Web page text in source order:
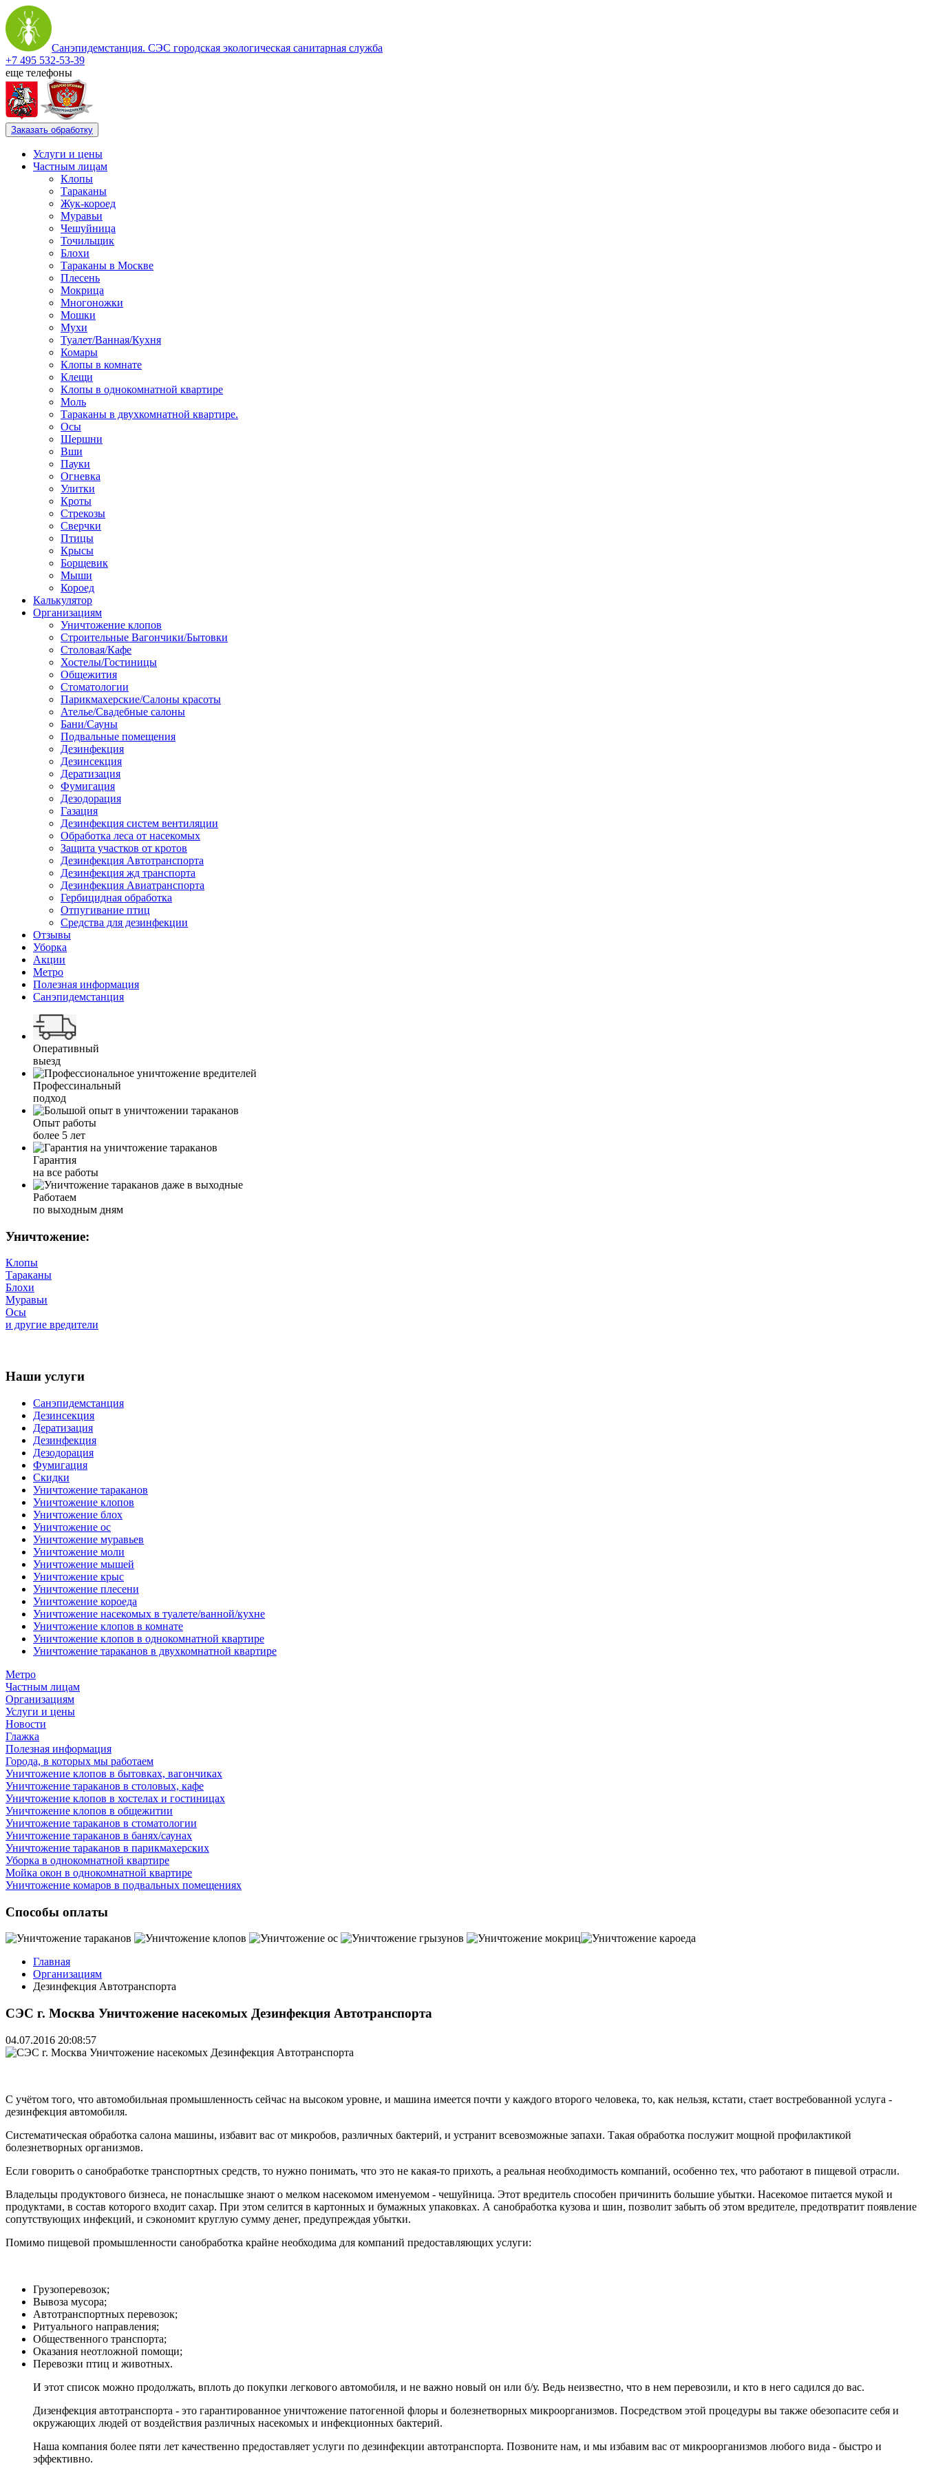
Санэпидемстанция. СЭС городская экологическая санитарная служба
+7 495 532-53-39
еще телефоны
Заказать обработку
Услуги и цены
Частным лицам
Клопы
Тараканы
Жук-короед
Муравьи
Чешуйница
Точильщик
Блохи
Тараканы в Москве
Плесень
Мокрица
Многоножки
Мошки
Мухи
Туалет/Ванная/Кухня
Комары
Клопы в комнате
Клещи
Клопы в однокомнатной квартире
Моль
Тараканы в двухкомнатной квартире.
Осы
Шершни
Вши
Пауки
Огневка
Улитки
Кроты
Стрекозы
Сверчки
Птицы
Крысы
Борщевик
Мыши
Короед
Калькулятор
Организациям
Уничтожение клопов
Строительные Вагончики/Бытовки
Столовая/Кафе
Хостелы/Гостиницы
Общежития
Стоматологии
Парикмахерские/Салоны красоты
Ателье/Свадебные салоны
Бани/Сауны
Подвальные помещения
Дезинфекция
Дезинсекция
Дератизация
Фумигация
Дезодорация
Газация
Дезинфекция систем вентиляции
Обработка леса от насекомых
Защита участков от кротов
Дезинфекция Автотранспорта
Дезинфекция жд транспорта
Дезинфекция Авиатранспорта
Гербицидная обработка
Отпугивание птиц
Средства для дезинфекции
Отзывы
Уборка
Акции
Метро
Полезная информация
Санэпидемстанция
Оперативный
выезд
Профессинальный
подход
Опыт работы
более 5 лет
Гарантия
на все работы
Работаем
по выходным дням
Уничтожение:
Клопы
Тараканы
Блохи
Муравьи
Осы
и другие вредители
Наши услуги
Санэпидемстанция
Дезинсекция
Дератизация
Дезинфекция
Дезодорация
Фумигация
Скидки
Уничтожение тараканов
Уничтожение клопов
Уничтожение блох
Уничтожение ос
Уничтожение муравьев
Уничтожение моли
Уничтожение мышей
Уничтожение крыс
Уничтожение плесени
Уничтожение короеда
Уничтожение насекомых в туалете/ванной/кухне
Уничтожение клопов в комнате
Уничтожение клопов в однокомнатной квартире
Уничтожение тараканов в двухкомнатной квартире
Метро
Частным лицам
Организациям
Услуги и цены
Новости
Глажка
Полезная информация
Города, в которых мы работаем
Уничтожение клопов в бытовках, вагончиках
Уничтожение тараканов в столовых, кафе
Уничтожение клопов в хостелах и гостиницах
Уничтожение клопов в общежитии
Уничтожение тараканов в стоматологии
Уничтожение тараканов в банях/саунах
Уничтожение тараканов в парикмахерских
Уборка в однокомнатной квартире
Мойка окон в однокомнатной квартире
Уничтожение комаров в подвальных помещениях
Способы оплаты
Главная
Организациям
Дезинфекция Автотранспорта
СЭС г. Москва Уничтожение насекомых Дезинфекция Автотранспорта
04.07.2016 20:08:57
С учётом того, что автомобильная промышленность сейчас на высоком уровне, и машина имеется почти у каждого второго человека, то, как нельзя, кстати, стает востребованной услуга -
дезинфекция автомобиля.
Систематическая обработка салона машины, избавит вас от микробов, различных бактерий, и устранит всевозможные запахи. Такая обработка послужит мощной профилактикой
болезнетворных организмов.
Если говорить о санобработке транспортных средств, то нужно понимать, что это не какая-то прихоть, а реальная необходимость компаний, особенно тех, что работают в пищевой отрасли.
Владельцы продуктового бизнеса, не понаслышке знают о мелком насекомом именуемом - чешуйница. Этот вредитель способен причинить большие убытки. Насекомое питается мукой и
продуктами, в состав которого входит сахар. При этом селится в картонных и бумажных упаковках. А санобработка кузова и шин, позволит забыть об этом вредителе, предотвратит появление
сопутствующих инфекций, и сэкономит круглую сумму денег, предупреждая убытки.
Помимо пищевой промышленности санобработка крайне необходима для компаний предоставляющих услуги:
Грузоперевозок;
Вывоза мусора;
Автотранспортных перевозок;
Ритуального направления;
Общественного транспорта;
Оказания неотложной помощи;
Перевозки птиц и животных.
И этот список можно продолжать, вплоть до покупки легкового автомобиля, и не важно новый он или б/у. Ведь неизвестно, что в нем перевозили, и кто в него садился до вас.
Дизенфекция автотранспорта - это гарантированное уничтожение патогенной флоры и болезнетворных микроорганизмов. Посредством этой процедуры вы также обезопасите себя и
окружающих людей от воздействия различных насекомых и инфекционных бактерий.
Наша компания более пяти лет качественно предоставляет услуги по дезинфекции автотранспорта. Позвоните нам, и мы избавим вас от микроорганизмов любого вида - быстро и
эффективно.